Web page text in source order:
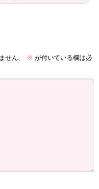
せん。 ※ が付いている欄は必